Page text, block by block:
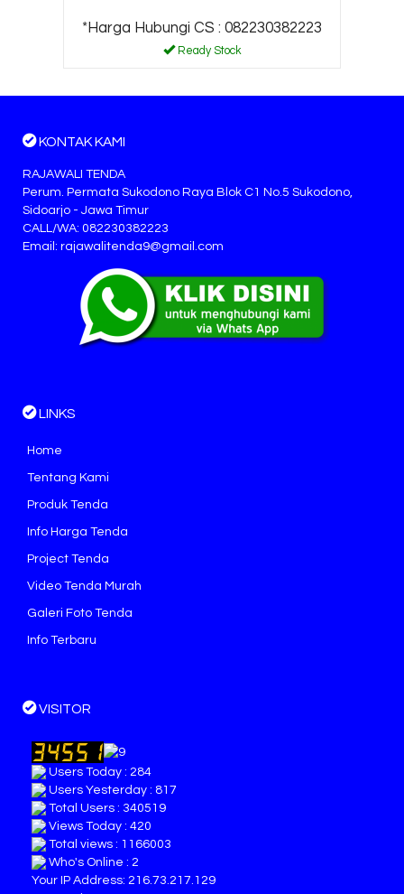
*Harga Hubungi CS : 082230382223
Ready Stock
KONTAK KAMI
RAJAWALI TENDA
Perum. Permata Sukodono Raya Blok C1 No.5 Sukodono,
Sidoarjo - Jawa Timur
CALL/WA: 082230382223
Email: rajawalitenda9@gmail.com
LINKS
Home
Tentang Kami
Produk Tenda
Info Harga Tenda
Project Tenda
Video Tenda Murah
Galeri Foto Tenda
Info Terbaru
VISITOR
Users Today : 284
Users Yesterday : 817
Total Users : 340519
Views Today : 420
Total views : 1166003
Who's Online : 2
Your IP Address: 216.73.217.129